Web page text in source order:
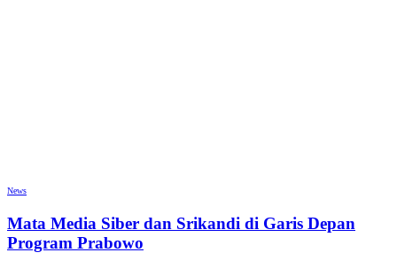
News
Mata Media Siber dan Srikandi di Garis Depan
Program Prabowo